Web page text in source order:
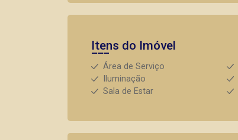
Itens do Imóvel
Área de Serviço
Iluminação
Sala de Estar